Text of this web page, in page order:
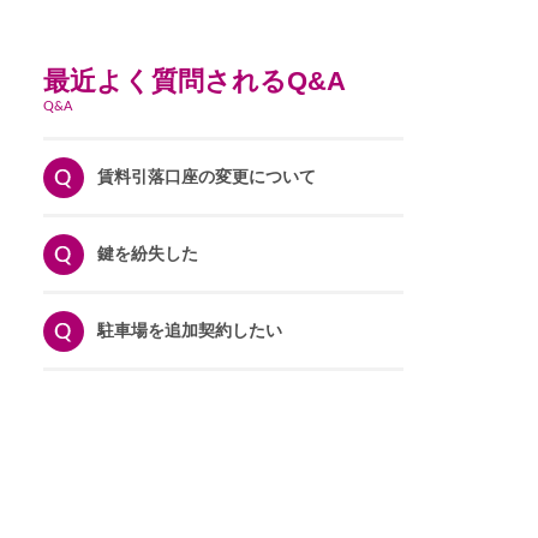
最近よく質問されるQ&A
Q&A
賃料引落口座の変更について
鍵を紛失した
駐車場を追加契約したい